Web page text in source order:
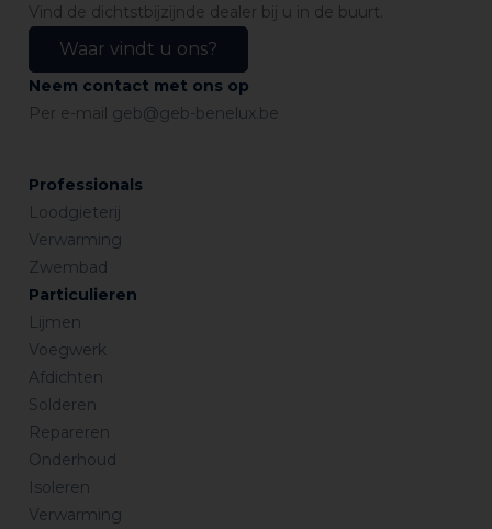
Professionals
Loodgieterij
Verwarming
Zwembad
Particulieren
Lijmen
Voegwerk
Afdichten
Solderen
Repareren
Onderhoud
Isoleren
Verwarming
Vind de dichtstbijzijnde dealer bij u in de buurt.
Waar vindt u ons?
Neem contact met ons op
Per e-mail geb@geb-benelux.be